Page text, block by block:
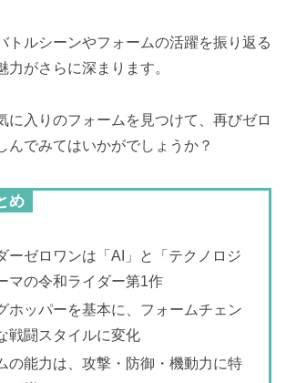
トルシーンやフォームの活躍を振り返る
力がさらに深まります。
に入りのフォームを見つけて、再びゼロ
んでみてはいかがでしょうか？
め
ーゼロワンは「AI」と「テクノロジ
マの令和ライダー第1作
ホッパーを基本に、フォームチェン
戦闘スタイルに変化
の能力は、攻撃・防御・機動力に特